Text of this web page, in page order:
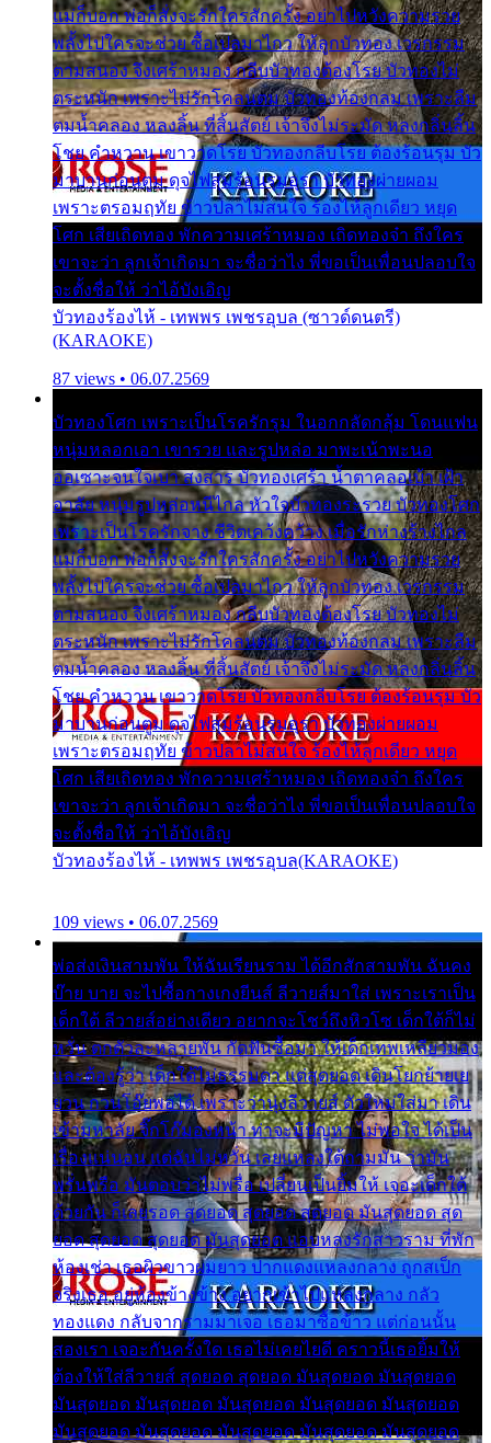
แม่ก็บอก พ่อก็สั่งจะรักใครสักครั้ง อย่าไปหวังความรวย
พลั้งไปใครจะช่วย ซื้อเปลมาไกว ให้ลูกบัวทอง เวรกรรม
ตามสนอง จึงเศร้าหมอง กลีบบัวทองต้องโรย บัวทองไม่
ตระหนัก เพราะไม่รักโคลนตม บัวทองท้องกลม เพราะลืม
ตมน้ำคลอง หลงลิ้น ที่สิ้นสัตย์ เจ้าจึงไม่ระมัด หลงกลิ่นลิ้น
โชย คำหวาน เขาวาดโรย บัวทองกลีบโรย ต้องร้อนรุม บัว
มาบานก่อนตูม ดุจไฟสุมร้อนรุมอุรา บัวทองผ่ายผอม
เพราะตรอมฤทัย ข้าวปลาไม่สนใจ ร้องไห้ลูกเดียว หยุด
โศก เสียเถิดทอง พักความเศร้าหมอง เถิดทองจ๋า ถึงใคร
เขาจะว่า ลูกเจ้าเกิดมา จะชื่อว่าไง พี่ขอเป็นเพื่อนปลอบใจ
จะตั้งชื่อให้ ว่าไอ้บังเอิญ
บัวทองร้องไห้ - เทพพร เพชรอุบล (ซาวด์ดนตรี)
(KARAOKE)
87 views • 06.07.2569
บัวทองโศก เพราะเป็นโรครักรุม ในอกกลัดกลุ้ม โดนแฟน
หนุ่มหลอกเอา เขารวย และรูปหล่อ มาพะเน้าพะนอ
ออเซาะจนใจเบา สงสาร บัวทองเศร้า น้ำตาคลอเบ้า เฝ้า
อาลัย หนุ่มรูปหล่อหนีไกล หัวใจบัวทองระรวย บัวทองโศก
เพราะเป็นโรครักจาง ชีวิตเคว้งคว้าง เมื่อรักห่างร้างไกล
แม่ก็บอก พ่อก็สั่งจะรักใครสักครั้ง อย่าไปหวังความรวย
พลั้งไปใครจะช่วย ซื้อเปลมาไกว ให้ลูกบัวทอง เวรกรรม
ตามสนอง จึงเศร้าหมอง กลีบบัวทองต้องโรย บัวทองไม่
ตระหนัก เพราะไม่รักโคลนตม บัวทองท้องกลม เพราะลืม
ตมน้ำคลอง หลงลิ้น ที่สิ้นสัตย์ เจ้าจึงไม่ระมัด หลงกลิ่นลิ้น
โชย คำหวาน เขาวาดโรย บัวทองกลีบโรย ต้องร้อนรุม บัว
มาบานก่อนตูม ดุจไฟสุมร้อนรุมอุรา บัวทองผ่ายผอม
เพราะตรอมฤทัย ข้าวปลาไม่สนใจ ร้องไห้ลูกเดียว หยุด
โศก เสียเถิดทอง พักความเศร้าหมอง เถิดทองจ๋า ถึงใคร
เขาจะว่า ลูกเจ้าเกิดมา จะชื่อว่าไง พี่ขอเป็นเพื่อนปลอบใจ
จะตั้งชื่อให้ ว่าไอ้บังเอิญ
บัวทองร้องไห้ - เทพพร เพชรอุบล(KARAOKE)
109 views • 06.07.2569
พ่อส่งเงินสามพัน ให้ฉันเรียนราม ได้อีกสักสามพัน ฉันคง
บ๊าย บาย จะไปซื้อกางเกงยีนส์ ลีวายส์มาใส่ เพราะเราเป็น
เด็กใต้ ลีวายส์อย่างเดียว อยากจะโชว์ถึงหิวโซ เด็กใต้ก็ไม่
หวั่น ตกตัวละหลายพัน กัดฟันซื้อมา ให้เด็กเทพเหลียวมอง
และต้องรู้ว่า เด็กใต้ไม่ธรรมดา แต่สุดยอด เดินโยกย้ายเย
ยวน กวนโอ๊ยพอได้ เพราะว่านุ่งลีวายส์ ตัวใหม่ใส่มา เดิน
เข้ามหาลัย จิ๊กโก๊มองหน้า ท่าจะมีปัญหา ไม่พอใจ ได้เป็น
เรื่องแน่นอน แต่ฉันไม่หวั่น เลยแหลงใต้ถามมัน ว่ามัน
พรั่นพรือ มันตอบว่าไม่พรื่อ เปลี่ยนเป็นยิ้มให้ เจอะเด็กใต้
ด้วยกัน ก็เลยรอด สุดยอด สุดยอด สุดยอด มันสุดยอด สุด
ยอด สุดยอด สุดยอด มันสุดยอด แอบหลงรักสาวราม ที่พัก
ห้องเช่า เธอผิวขาวผมยาว ปากแดงแหลงกลาง ถูกสเป็ก
จริงเธอ อยู่ห้องข้างข้าง อยากเข้าไปแหลงกลาง กลัว
ทองแดง กลับจากรามมาเจอ เธอมาซื้อข้าว แต่ก่อนนั้น
สองเรา เจอะกันครั้งใด เธอไม่เคยไยดี คราวนี้เธอยิ้มให้
ต้องให้ใส่ลีวายส์ สุดยอด สุดยอด มันสุดยอด มันสุดยอด
มันสุดยอด มันสุดยอด มันสุดยอด มันสุดยอด มันสุดยอด
มันสุดยอด มันสุดยอด มันสุดยอด มันสุดยอด มันสุดยอด